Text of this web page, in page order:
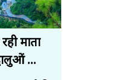
माता
...